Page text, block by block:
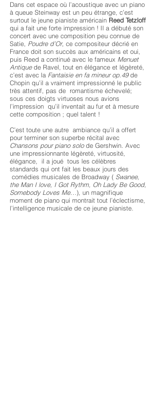
Dans cet espace où l’acoustique avec un piano
à queue Steinway est un peu étrange, c’est
surtout le jeune pianiste américain Reed Tetzloff
qui a fait une forte impression ! Il a débuté son
concert avec une composition peu connue de
Satie, Poudre d’Or, ce compositeur décrié en
France doit son succès aux américains et oui,
puis Reed a continué avec le fameux Menuet
Antiquede Ravel, tout en élégance et légèreté,
c’est avec la Fantaisie en fa mineur op.49de
Chopin qu’il a vraiment impressionné le public
très attentif, pas de romantisme échevelé;
sous ces doigts virtuoses nous avions
l’impression qu’il inventait au fur et à mesure
cette composition ; quel talent !
C’est toute une autre ambiance qu’il a offert
pour terminer son superbe récital avec
Chansons pour piano solode Gershwin. Avec
une impressionnante légèreté, virtuosité,
élégance, il a joué tous les célèbres
standards qui ont fait les beaux jours des
comédies musicales de Broadway ( Swanee,
the Man I love, I Got Rythm, Oh Lady Be Good,
Somebody Loves Me…), un magnifique
moment de piano qui montrait tout l’éclectisme,
l’intelligence musicale de ce jeune pianiste.